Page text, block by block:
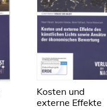
Kosten und
externe Effekte